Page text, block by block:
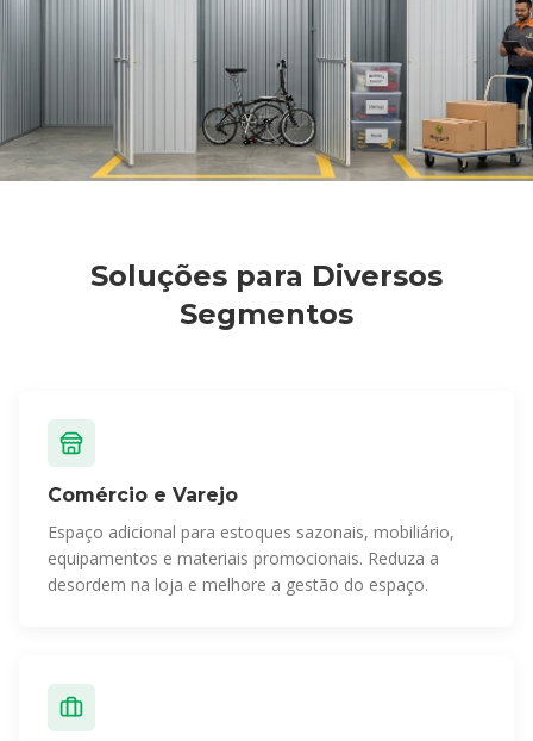
Soluções para Diversos
Segmentos
Comércio e Varejo
Espaço adicional para estoques sazonais, mobiliário,
equipamentos e materiais promocionais. Reduza a
desordem na loja e melhore a gestão do espaço.